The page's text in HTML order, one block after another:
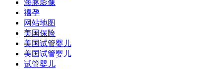
海豚影像
禧孕
网站地图
美国保险
美国试管婴儿
美国试管婴儿
试管婴儿